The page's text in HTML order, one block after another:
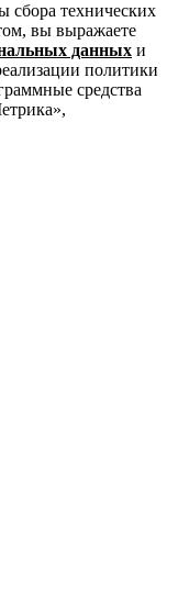
сбора технических
вы выражаете
данных и
политики
средства